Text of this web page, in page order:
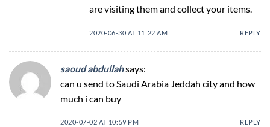
are visiting them and collect your items.
2020-06-30 AT 11:22 AM REPLY
saoud abdullahsays:
can u send to Saudi Arabia Jeddah city and how
much i can buy
2020-07-02 AT 10:59 PM REPLY